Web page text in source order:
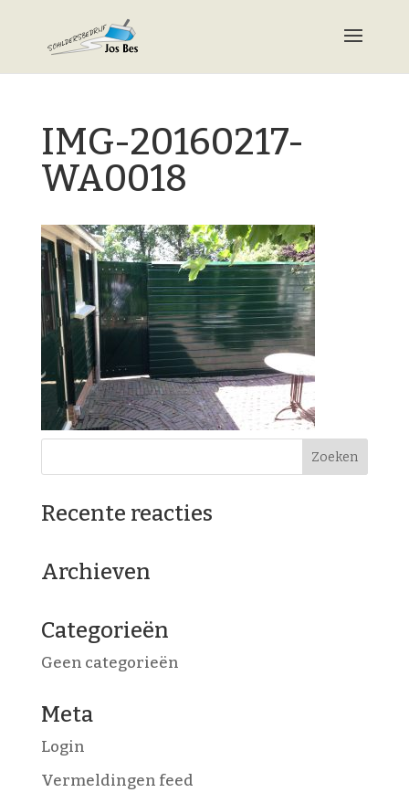
IMG-20160217-
WA0018
Recente reacties
Archieven
Categorieën
Geen categorieën
Meta
Login
Vermeldingen feed